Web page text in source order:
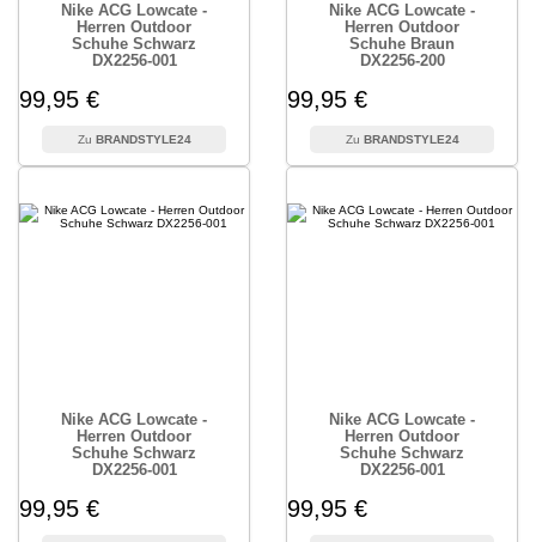
Nike ACG Lowcate -
Herren Outdoor
Schuhe Schwarz
DX2256-001
99,95 €
BRANDSTYLE24
Nike ACG Lowcate -
Herren Outdoor
Schuhe Braun
DX2256-200
99,95 €
BRANDSTYLE24
Nike ACG Lowcate -
Herren Outdoor
Schuhe Schwarz
DX2256-001
99,95 €
Nike ACG Lowcate -
Herren Outdoor
Schuhe Schwarz
DX2256-001
99,95 €